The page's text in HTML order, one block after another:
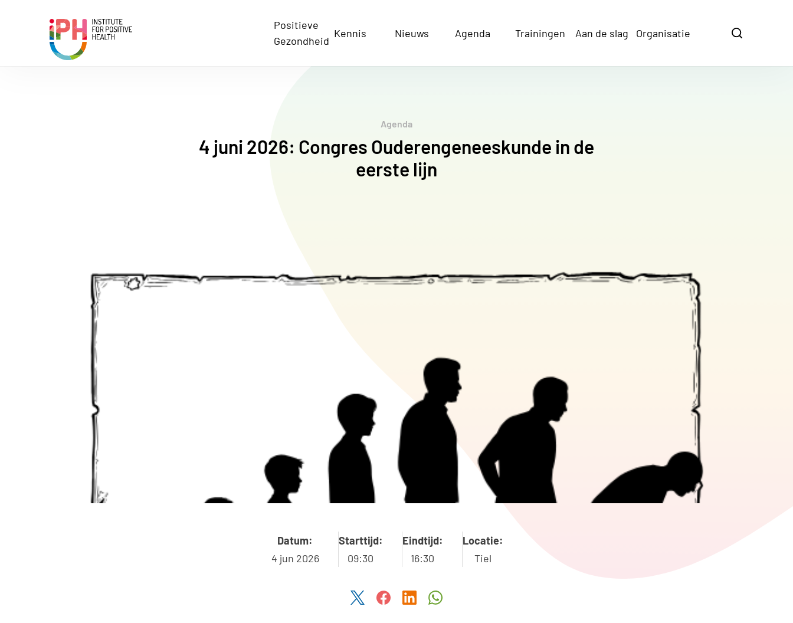
Positieve
Gezondheid
Kennis Nieuws Agenda Trainingen Aan de slag Organisatie
Zoeken
Agenda
4 juni 2026: Congres Ouderengeneeskunde in de
eerste lijn
Datum:
4 jun 2026
Starttijd:
09:30
Eindtijd:
16:30
Locatie:
Tiel
Deel dit artikel via Twitter
Deel dit artikel via Facebook
Deel dit artikel via LinkedIn